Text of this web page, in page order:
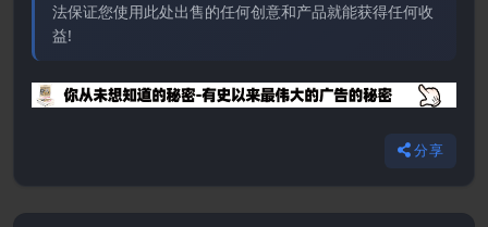
法保证您使用此处出售的任何创意和产品就能获得任何收
益!
分享